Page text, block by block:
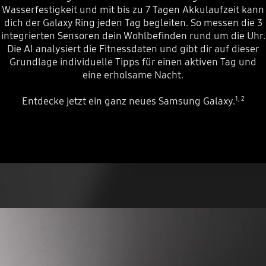
Wasserfestigkeit und mit bis zu 7 Tagen Akkulaufzeit kann
dich der Galaxy Ring jeden Tag begleiten. So messen die 3
integrierten Sensoren dein Wohlbefinden rund um die Uhr.
Die AI analysiert die Fitnessdaten und gibt dir auf dieser
Grundlage individuelle Tipps für einen aktiven Tag und
eine erholsame Nacht.
Entdecke jetzt ein ganz neues Samsung Galaxy.1, 2